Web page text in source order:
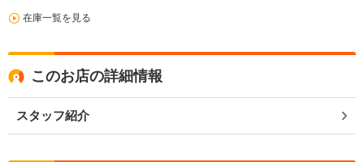
在庫一覧を見る
このお店の詳細情報
スタッフ紹介